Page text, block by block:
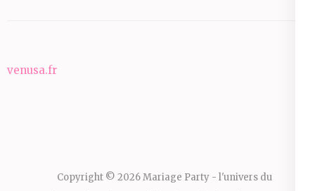
venusa.fr
Copyright © 2026Mariage Party - l'univers du